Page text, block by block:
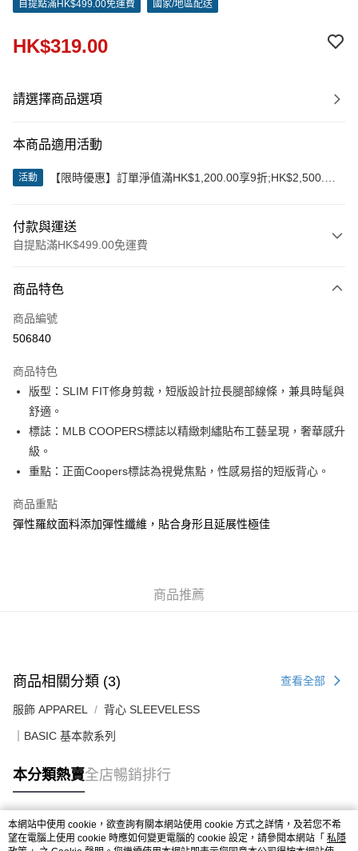
自提點滿HK$499.00免運費 國家/地區配送
HK$319.00
請選擇商品選項
本商品適用活動
活動
【限時優惠】訂單淨值滿HK$1,200.00享9折;HK$2,500.00
付款與運送
自提點滿HK$499.00免運費
信用卡
Apple Pay
AlipayHK
WeChat Pay
送貨方式
每筆HK$50.00，滿HK$499.00或以上免運費
付款後順豐合作便利店
商品特色
商品編號
506840
商品特色
版型：SLIM FIT修身剪裁，短版設計拉長腿部線條，兼具時髦與
舒適。
標誌：MLB COOPERS標誌以精緻刺繡貼布工藝呈現，奢華感升
級。
重點：正面Coopers標誌為視覺焦點，性感易搭的短版背心。
商品重點
彈性羅紋面料添加彈性纖維，貼合身形且延展性極佳
商品推薦
商品相關分類 (3) 查看全部
服飾 APPAREL 背心 SLEEVELESS
｜BASIC 基本款系列
本分類熱賣全店暢銷排行
熱門標籤
本網站中使用 cookie，欲查詢有關本網站使用 cookie 方式之詳情，及若您不希
望在電腦上使用 cookie 時應如何變更電腦的 cookie 設定，請參閱本網站「 私隱